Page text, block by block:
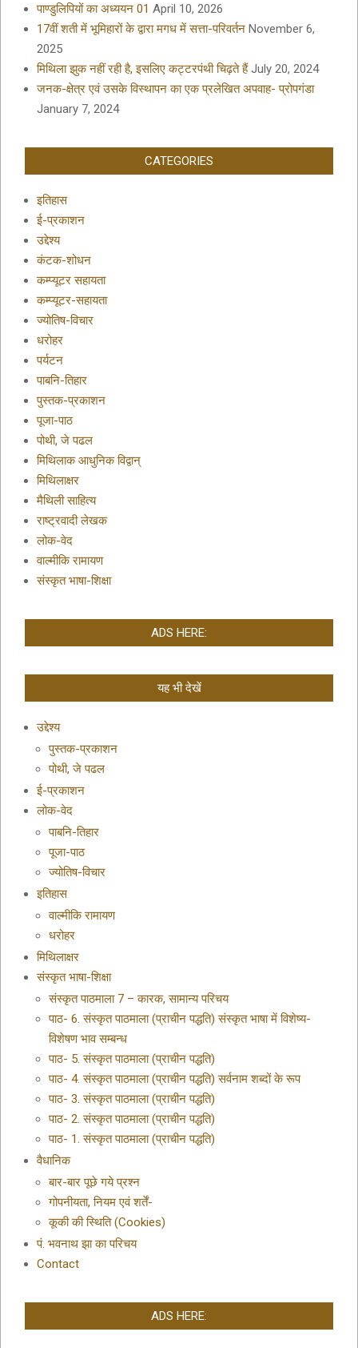
पाण्डुलिपियों का अध्ययन 01 April 10, 2026
17वीं शती में भूमिहारों के द्वारा मगध में सत्ता-परिवर्तन November 6,
2025
मिथिला झुक नहीं रही है, इसलिए कट्टरपंथी चिढ़ते हैं July 20, 2024
जनक-क्षेत्र एवं उसके विस्थापन का एक प्रलेखित अपवाह- प्रोपगंडा
January 7, 2024
CATEGORIES
इतिहास
ई-प्रकाशन
उद्देश्य
कंटक-शोधन
कम्प्यूटर सहायता
कम्प्यूटर-सहायता
ज्योतिष-विचार
धरोहर
पर्यटन
पाबनि-तिहार
पुस्तक-प्रकाशन
पूजा-पाठ
पोथी, जे पढल
मिथिलाक आधुनिक विद्वान्
मिथिलाक्षर
मैथिली साहित्य
राष्ट्रवादी लेखक
लोक-वेद
वाल्मीकि रामायण
संस्कृत भाषा-शिक्षा
ADS HERE:
यह भी देखें
उद्देश्य
पुस्तक-प्रकाशन
पोथी, जे पढल
ई-प्रकाशन
लोक-वेद
पाबनि-तिहार
पूजा-पाठ
ज्योतिष-विचार
इतिहास
वाल्मीकि रामायण
धरोहर
मिथिलाक्षर
संस्कृत भाषा-शिक्षा
संस्कृत पाठमाला 7 – कारक, सामान्य परिचय
पाठ- 6. संस्कृत पाठमाला (प्राचीन पद्धति) संस्कृत भाषा में विशेष्य-
विशेषण भाव सम्बन्ध
पाठ- 5. संस्कृत पाठमाला (प्राचीन पद्धति)
पाठ- 4. संस्कृत पाठमाला (प्राचीन पद्धति) सर्वनाम शब्दों के रूप
पाठ- 3. संस्कृत पाठमाला (प्राचीन पद्धति)
पाठ- 2. संस्कृत पाठमाला (प्राचीन पद्धति)
पाठ- 1. संस्कृत पाठमाला (प्राचीन पद्धति)
वैधानिक
बार-बार पूछे गये प्रश्न
गोपनीयता, नियम एवं शर्तें-
कूकी की स्थिति (Cookies)
पं. भवनाथ झा का परिचय
Contact
ADS HERE: